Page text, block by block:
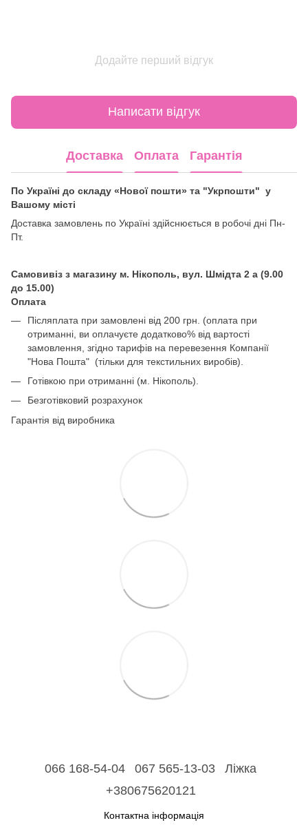
Додайте перший відгук
Написати відгук
Доставка Оплата Гарантія
По Україні до складу «Нової пошти» та "Укрпошти" у
Вашому місті
Доставка замовлень по Україні здійснюється в робочі дні Пн-
Пт.
Самовивіз з магазину м. Нікополь, вул. Шмідта 2 а (9.00
до 15.00)
Оплата
Післяплата при замовлені від 200 грн. (оплата при
отриманні, ви оплачуєте додатково% від вартості
замовлення, згідно тарифів на перевезення Компанії
"Нова Пошта" (тільки для текстильних виробів).
Готівкою при отриманні (м. Нікополь).
Безготівковий розрахунок
Гарантія від виробника
066 168-54-04 067 565-13-03
Ліжка
+380675620121
Контактна інформація